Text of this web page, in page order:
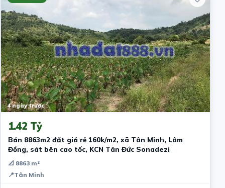
4 ngày trước
1.42 Tỷ
Bán 8863m2 đất giá rẻ 160k/m2, xã Tân Minh, Lâm
Đồng, sát bên cao tốc, KCN Tân Đức Sonadezi
📐 8863 m²
📍Tân Minh